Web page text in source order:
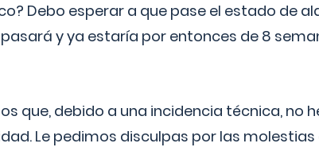
Debo esperar a que pase el estado de
y ya estaría por entonces de 8
que, debido a una incidencia técnica, no
Le pedimos disculpas por las